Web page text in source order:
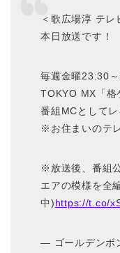
＜歌広場淳 テレ
本日放送です！
毎週金曜23:30
TOKYO MX「格
番組MCとして
※お住まいのテ
※放送後、番組
エアの模様を全
中)https://t.co/
— ゴールデンボ